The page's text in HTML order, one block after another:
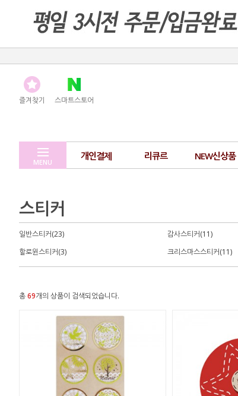
즐겨찾기 스마트스토어
MENU
개인결제 리큐르 NEW신상품
스티커
일반스티커(23) 감사스티커(11)
할로윈스티커(3)
크리스마스스티커(11)
총69개의 상품이 검색되었습니다.